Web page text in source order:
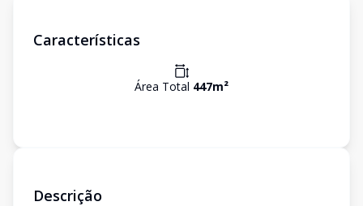
Características
Área Total 447m²
Descrição